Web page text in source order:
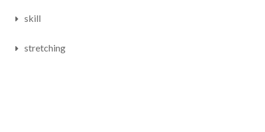
skill
stretching